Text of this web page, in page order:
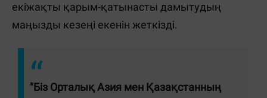
екіжақты қарым-қатынасты дамытудың
маңызды кезеңі екенін жеткізді.
"Біз Орталық Азия мен Қазақстанның